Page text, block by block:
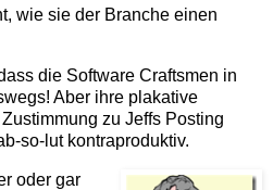
wie sie der Branche einen
die Software Craftsmen in
Aber ihre plakative
zu Jeffs Posting
so-lut kontraproduktiv.
oder gar